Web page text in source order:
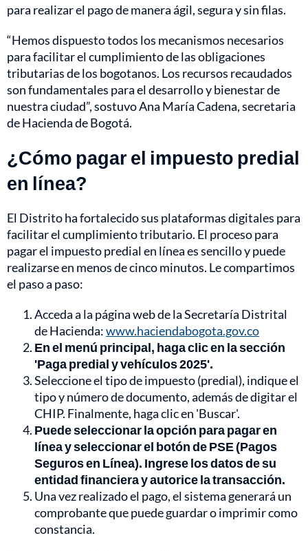
para realizar el pago de manera ágil, segura y sin filas.
“Hemos dispuesto todos los mecanismos necesarios
para facilitar el cumplimiento de las obligaciones
tributarias de los bogotanos. Los recursos recaudados
son fundamentales para el desarrollo y bienestar de
nuestra ciudad”, sostuvo Ana María Cadena, secretaria
de Hacienda de Bogotá.
¿Cómo pagar el impuesto predial
en línea?
El Distrito ha fortalecido sus plataformas digitales para
facilitar el cumplimiento tributario. El proceso para
pagar el impuesto predial en línea es sencillo y puede
realizarse en menos de cinco minutos. Le compartimos
el paso a paso:
Acceda a la página web de la Secretaría Distrital
de Hacienda:www.haciendabogota.gov.co
En el menú principal, haga clic en la sección
'Paga predial y vehículos 2025'.
Seleccione el tipo de impuesto (predial), indique el
tipo y número de documento, además de digitar el
CHIP. Finalmente, haga clic en 'Buscar'.
Puede seleccionar la opción para pagar en
línea y seleccionar el botón de PSE (Pagos
Seguros en Línea). Ingrese los datos de su
entidad financiera y autorice la transacción.
Una vez realizado el pago, el sistema generará un
comprobante que puede guardar o imprimir como
constancia.